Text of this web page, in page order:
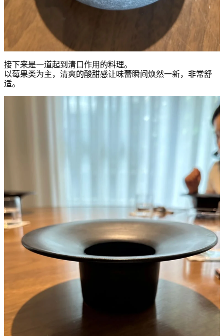
接下来是一道起到清口作用的料理。
以莓果类为主，清爽的酸甜感让味蕾瞬间焕然一新，非常舒
适。